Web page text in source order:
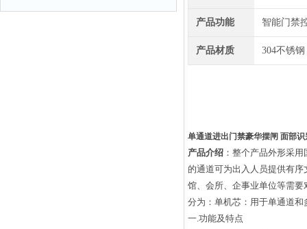
产品功能 智能门禁
产品材质 304不锈钢
单通道进出门禁豪华摆闸 面部
产品介绍 ： 整个产品外形采用
的通道可为出入人员提供有
馆、会所、企事业单位等需
分为：单机芯：用于单通道
一.功能及特点